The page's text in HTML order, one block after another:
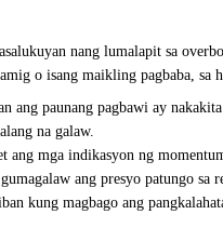
nang lumalapit sa
o isang maikling pagbaba,
ang paunang pagbawi ay
na galaw.
mga indikasyon ng
ang presyo patungo sa
kung magbago ang